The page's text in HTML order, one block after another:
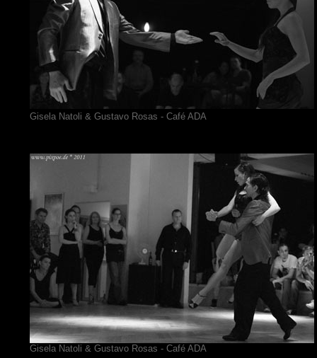
Gisela Natoli & Gustavo Rosas - Café ADA
Gisela Natoli & Gustavo Rosas - Café ADA